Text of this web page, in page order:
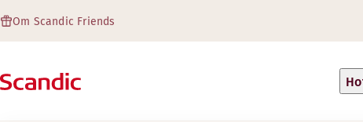
Om Scandic Friends